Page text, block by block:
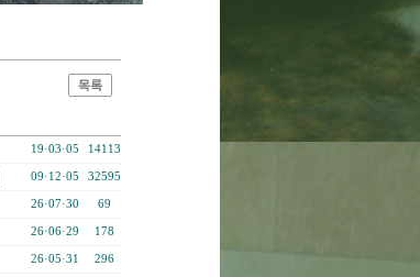
19·03·05 14113
09·12·05 32595
26·07·30 69
26·06·29 178
26·05·31 296